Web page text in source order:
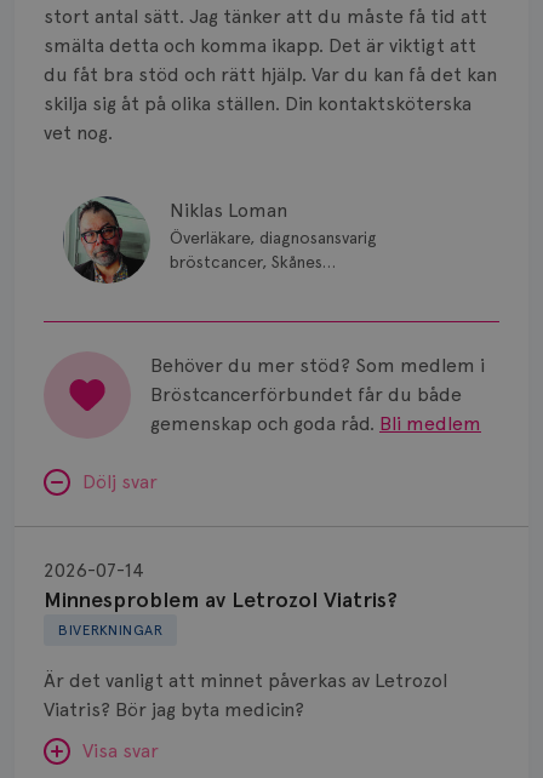
stort antal sätt. Jag tänker att du måste få tid att
smälta detta och komma ikapp. Det är viktigt att
du fåt bra stöd och rätt hjälp. Var du kan få det kan
skilja sig åt på olika ställen. Din kontaktsköterska
vet nog.
Niklas Loman
Överläkare, diagnosansvarig
bröstcancer, Skånes
Behöver du mer stöd? Som medlem i
Bröstcancerförbundet får du både
gemenskap och goda råd. Bli medlem
Dölj svar
BIVERKNINGAR
Minnesproblem av Letrozol Viatris?
2026-07-14
Är det vanligt att minnet påverkas av Letrozol
Viatris? Bör jag byta medicin?
Visa svar
Letrozol
Viatris?